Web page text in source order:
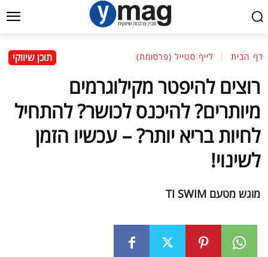
דף הבית לייף סטייל (פרסומת) תוכן שיווקי
רוצים להיפטר מקילוגרמים
מיותרים? להיכנס לכושר? להתחיל
לחיות בריא יותר? – עכשיו הזמן
לשינוי!
מוגש מטעם TI SWIM